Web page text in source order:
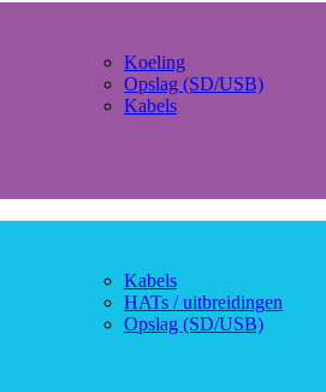
Koeling
Opslag (SD/USB)
Kabels
Kabels
HATs / uitbreidingen
Opslag (SD/USB)